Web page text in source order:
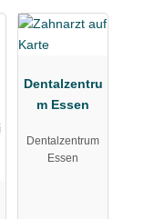
Dentalzentru
m Essen
Dentalzentrum
Essen